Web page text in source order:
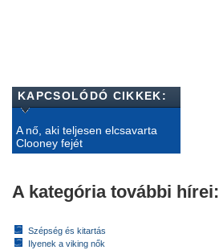
KAPCSOLÓDÓ CIKKEK:
A nő, aki teljesen elcsavarta
Clooney fejét
A kategória további hírei:
Szépség és kitartás
Ilyenek a viking nők